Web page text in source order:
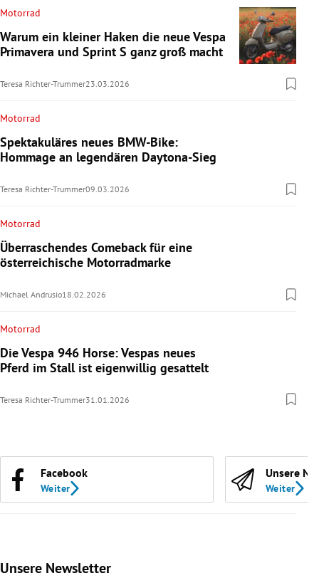
Motorrad
Warum ein kleiner Haken die neue Vespa
Primavera und Sprint S ganz groß macht
Teresa Richter-Trummer23.03.2026
Motorrad
Spektakuläres neues BMW-Bike:
Hommage an legendären Daytona-Sieg
Teresa Richter-Trummer09.03.2026
Motorrad
Überraschendes Comeback für eine
österreichische Motorradmarke
Michael Andrusio18.02.2026
Motorrad
Die Vespa 946 Horse: Vespas neues
Pferd im Stall ist eigenwillig gesattelt
Teresa Richter-Trummer31.01.2026
Facebook
Weiter
Unsere
Weiter
Unsere Newsletter
Slide 1 von 9